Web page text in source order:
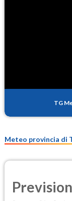
TG
Meteo provincia di